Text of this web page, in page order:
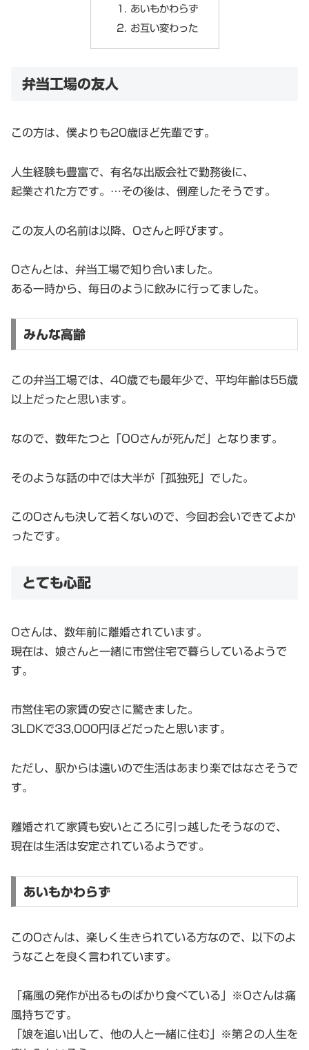
あいもかわらず
お互い変わった
弁当工場の友人
この方は、僕よりも20歳ほど先輩です。
人生経験も豊富で、有名な出版会社で勤務後に、
起業された方です。…その後は、倒産したそうです。
この友人の名前は以降、Oさんと呼びます。
Oさんとは、弁当工場で知り合いました。
ある一時から、毎日のように飲みに行ってました。
みんな高齢
この弁当工場では、40歳でも最年少で、平均年齢は55歳
以上だったと思います。
なので、数年たつと「OOさんが死んだ」となります。
そのような話の中では大半が「孤独死」でした。
このOさんも決して若くないので、今回お会いできてよか
ったです。
とても心配
Oさんは、数年前に離婚されています。
現在は、娘さんと一緒に市営住宅で暮らしているようで
す。
市営住宅の家賃の安さに驚きました。
3LDKで33,000円ほどだったと思います。
ただし、駅からは遠いので生活はあまり楽ではなさそうで
す。
離婚されて家賃も安いところに引っ越したそうなので、
現在は生活は安定されているようです。
あいもかわらず
このOさんは、楽しく生きられている方なので、以下のよ
うなことを良く言われています。
「痛風の発作が出るものばかり食べている」※Oさんは痛
風持ちです。
「娘を追い出して、他の人と一緒に住む」※第２の人生を